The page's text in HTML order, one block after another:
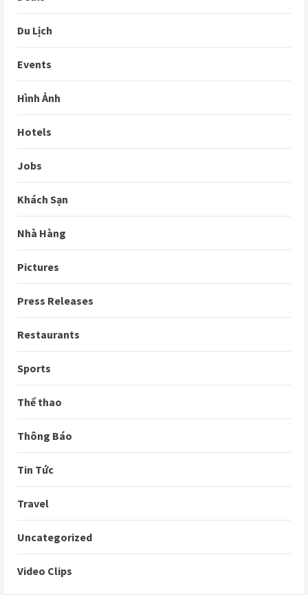
Du Lịch
Events
Hình Ảnh
Hotels
Jobs
Khách Sạn
Nhà Hàng
Pictures
Press Releases
Restaurants
Sports
Thể thao
Thông Báo
Tin Tức
Travel
Uncategorized
Video Clips